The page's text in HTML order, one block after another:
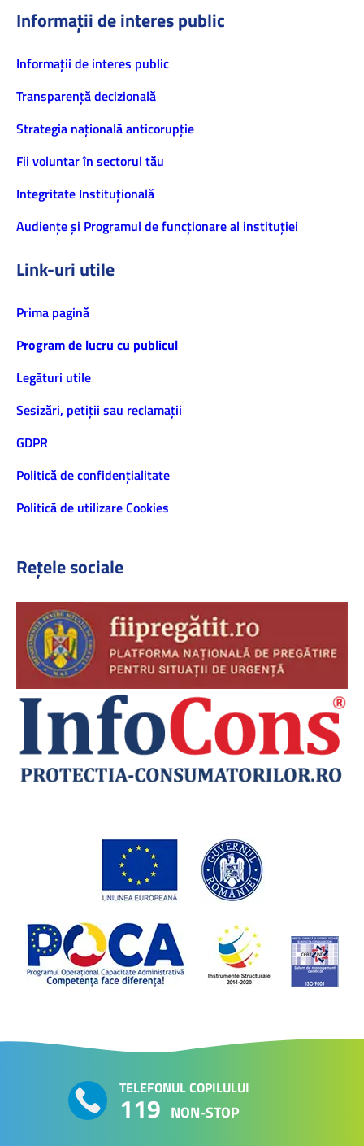
Informații de interes public
Informaţii de interes public
Transparență decizională
Strategia națională anticorupție
Fii voluntar în sectorul tău
Integritate Instituțională
Audiențe și Programul de funcționare al instituției
Link-uri utile
Prima pagină
Program de lucru cu publicul
Legături utile
Sesizări, petiţii sau reclamații
GDPR
Politică de confidenţialitate
Politică de utilizare Cookies
Rețele sociale
TELEFONUL COPILULUI
119 NON-STOP